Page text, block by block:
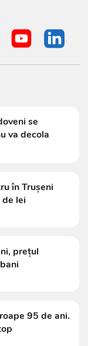
se
va decola
în Trușeni
lei
prețul
95 de ani.